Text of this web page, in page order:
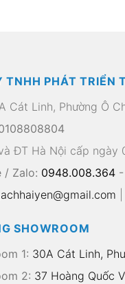
TNHH PHÁT TRIỂN
Cát Linh, Phường Ô
ĐT Hà Nội cấp ngày
Zalo: 0948.008.364 -
SHOWROOM
1: 30A Cát Linh,
2: 37 Hoàng Quốc